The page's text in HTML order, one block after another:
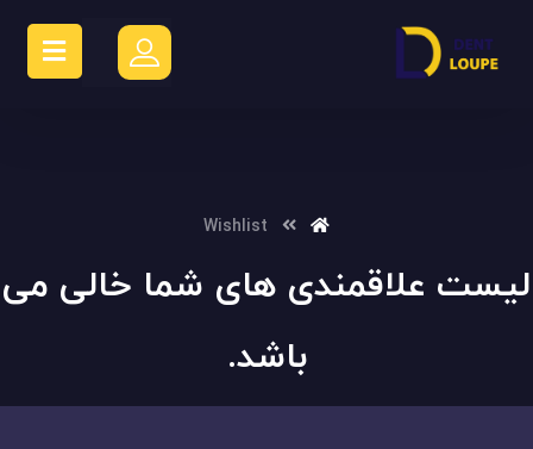
Wishlist
لیست علاقمندی های شما خالی می
باشد.